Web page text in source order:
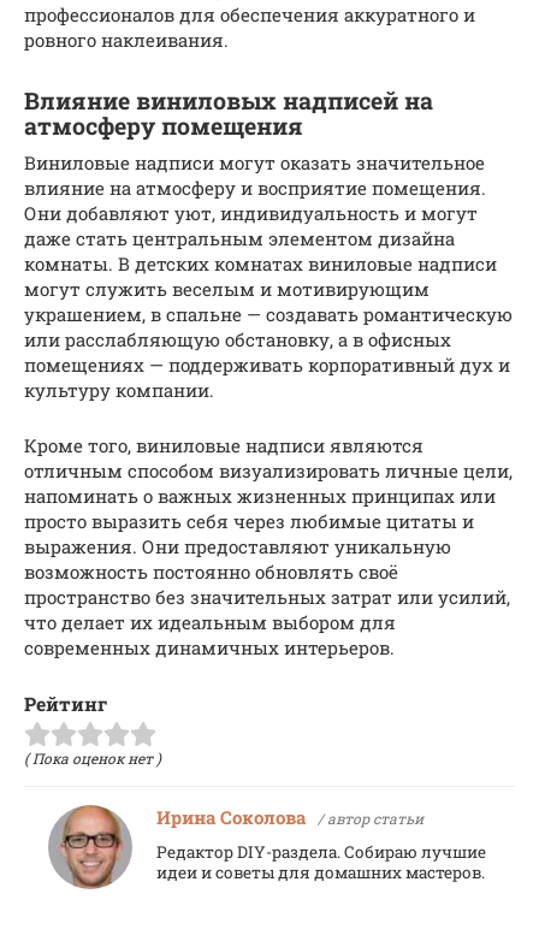
профессионалов для обеспечения аккуратного и
ровного наклеивания.
Влияние виниловых надписей на
атмосферу помещения
Виниловые надписи могут оказать значительное
влияние на атмосферу и восприятие помещения.
Они добавляют уют, индивидуальность и могут
даже стать центральным элементом дизайна
комнаты. В детских комнатах виниловые надписи
могут служить веселым и мотивирующим
украшением, в спальне — создавать романтическую
или расслабляющую обстановку, а в офисных
помещениях — поддерживать корпоративный дух и
культуру компании.
Кроме того, виниловые надписи являются
отличным способом визуализировать личные цели,
напоминать о важных жизненных принципах или
просто выразить себя через любимые цитаты и
выражения. Они предоставляют уникальную
возможность постоянно обновлять своё
пространство без значительных затрат или усилий,
что делает их идеальным выбором для
современных динамичных интерьеров.
Рейтинг
( Пока оценок нет )
Ирина Соколова / автор статьи
Редактор DIY-раздела. Собираю лучшие
идеи и советы для домашних мастеров.